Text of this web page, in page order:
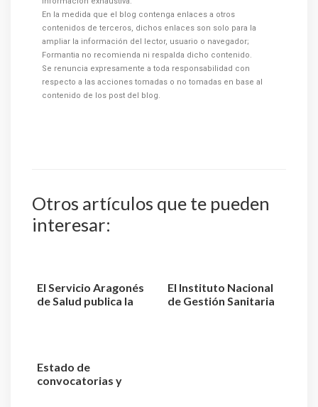
En la medida que el blog contenga enlaces a otros
contenidos de terceros, dichos enlaces son solo para la
ampliar la información del lector, usuario o navegador;
Formantia no recomienda ni respalda dicho contenido.
Se renuncia expresamente a toda responsabilidad con
respecto a las acciones tomadas o no tomadas en base al
contenido de los post del blog.
Otros artículos que te pueden
interesar:
El Servicio Aragonés
de Salud publica la
El Instituto Nacional
de Gestión Sanitaria
Estado de
convocatorias y